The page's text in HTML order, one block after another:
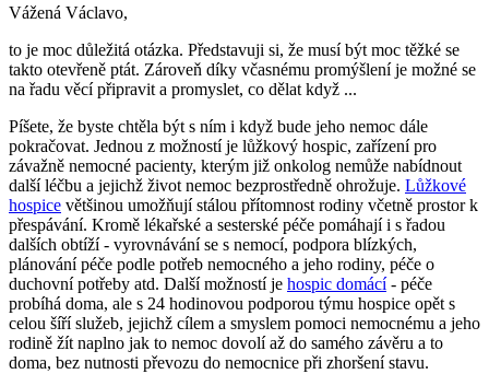
Vážená Václavo,
to je moc důležitá otázka. Představuji si, že musí být moc těžké se
takto otevřeně ptát. Zároveň díky včasnému promýšlení je možné se
na řadu věcí připravit a promyslet, co dělat když ...
Píšete, že byste chtěla být s ním i když bude jeho nemoc dále
pokračovat. Jednou z možností je lůžkový hospic, zařízení pro
závažně nemocné pacienty, kterým již onkolog nemůže nabídnout
další léčbu a jejichž život nemoc bezprostředně ohrožuje. Lůžkové
hospice většinou umožňují stálou přítomnost rodiny včetně prostor k
přespávání. Kromě lékařské a sesterské péče pomáhají i s řadou
dalších obtíží - vyrovnávání se s nemocí, podpora blízkých,
plánování péče podle potřeb nemocného a jeho rodiny, péče o
duchovní potřeby atd. Další možností je hospic domácí- péče
probíhá doma, ale s 24 hodinovou podporou týmu hospice opět s
celou šíří služeb, jejichž cílem a smyslem pomoci nemocnému a jeho
rodině žít naplno jak to nemoc dovolí až do samého závěru a to
doma, bez nutnosti převozu do nemocnice při zhoršení stavu.